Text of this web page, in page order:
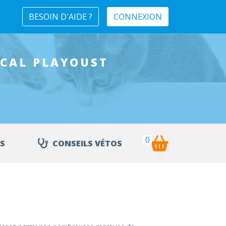
BESOIN D'AIDE ? CONNEXION
PLAYOUST
CONSEILS VÉTOS 0